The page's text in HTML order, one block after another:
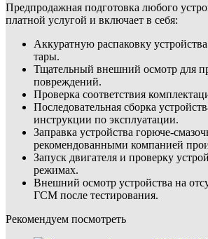
Предпродажная подготовка любого
платной услугой и включает в себя:
Аккуратную распаковку
тары.
Тщательный внешний осмотр для
повреждений.
Проверка соответствия
Последовательная сборка
инструкции по эксплуатации.
Заправка устройства горюче-
рекомендованными компанией
Запуск двигателя и проверку
режимах.
Внешний осмотр устройства на
ГСМ после тестирования.
Рекомендуем посмотреть